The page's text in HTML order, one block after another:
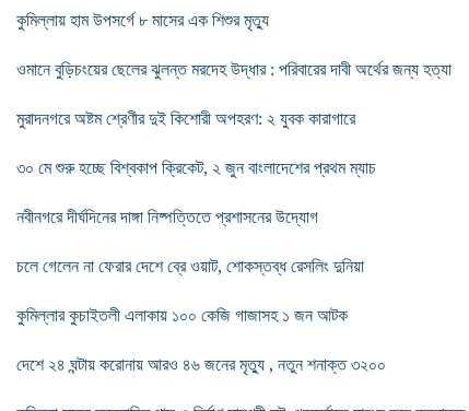
কুমিল্লায় হাম উপসর্গে ৮ মাসের এক শিশুর মৃত্যু
ওমানে বুড়িচংয়ের ছেলের ঝুলন্ত মরদেহ উদ্ধার : পরিবারের দাবী অর্থের জন্য হত্যা
মুরাদনগরে অষ্টম শ্রেণীর দুই কিশোরী অপহরণ: ২ যুবক কারাগারে
৩০ মে শুরু হচ্ছে বিশ্বকাপ ক্রিকেট, ২ জুন বাংলাদেশের প্রথম ম্যাচ
নবীনগরে দীর্ঘদিনের দাঙ্গা নিষ্পত্তিতে প্রশাসনের উদ্যোগ
চলে গেলেন না ফেরার দেশে ব্রে ওয়াট, শোকস্তব্ধ রেসলিং দুনিয়া
কুমিল্লার কুচাইতলী এলাকায় ১০০ কেজি গাজাসহ ১ জন আটক
দেশে ২৪ ঘন্টায় করোনায় আরও ৪৬ জনের মৃত্যু , নতুন শনাক্ত ৩২০০